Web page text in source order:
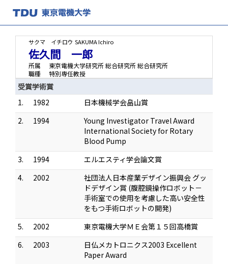
サクマ イチロウ SAKUMA Ichiro
佐久間 一郎
所属
東京電機大学研究所 総合研究所 総合研究所
職種
特別専任教授
受賞学術賞
1.
1982
日本機械学会畠山賞
2.
1994
Young Investigator Travel Award
International Society for Rotary
Blood Pump
3.
1994
エルエスティ学会論文賞
4.
2002
社団法人日本産業デザイン振興会 グッ
ドデザイン賞 (腹腔鏡操作ロボット－
手術室での使用を考慮した高い安全性
をもつ手術ロボットの開発)
5.
2002
東京電機大学ＭＥ会第１５回高橋賞
6.
2003
日仏メカトロニクス2003 Excellent
Paper Award